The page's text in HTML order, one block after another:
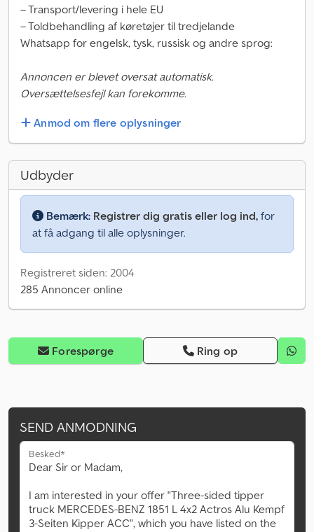
– Transport/levering i hele EU
– Toldbehandling af køretøjer til tredjelande
Whatsapp for engelsk, tysk, russisk og andre sprog:
Annoncen er blevet oversat automatisk.
Oversættelsesfejl kan forekomme.
Anmod om flere oplysninger
Udbyder
Bemærk: Registrer dig gratis eller log ind, for
at få adgang til alle oplysninger.
Registreret siden: 2004
285 Annoncer online
Forespørge Ring op
SEND ANMODNING
Besked*